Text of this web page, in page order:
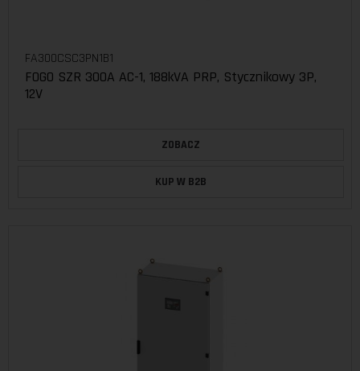
FA300CSC3PN1B1
FOGO SZR 300A AC-1, 188kVA PRP, Stycznikowy 3P,
12V
ZOBACZ
KUP W B2B